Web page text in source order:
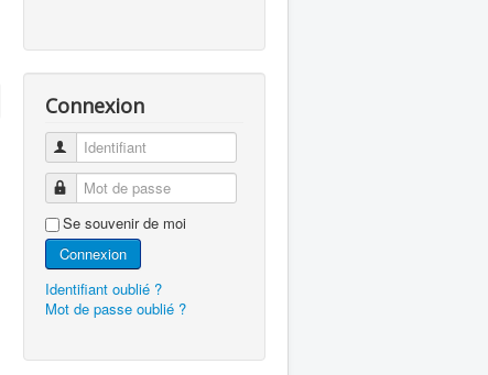
Connexion
Identifiant
Mot de passe
Se souvenir de moi
Connexion
Identifiant oublié ?
Mot de passe oublié ?